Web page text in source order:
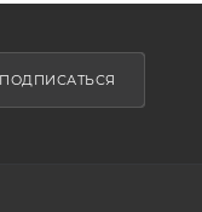
ПОДПИСАТЬСЯ